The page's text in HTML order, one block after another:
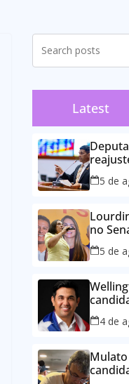
Latest
5 de
no
5 de
4 de